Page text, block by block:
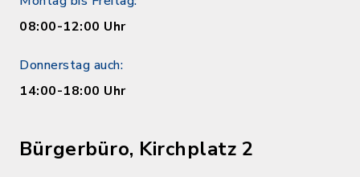
08:00-12:00 Uhr
Donnerstag auch:
14:00-18:00 Uhr
Bürgerbüro, Kirchplatz 2